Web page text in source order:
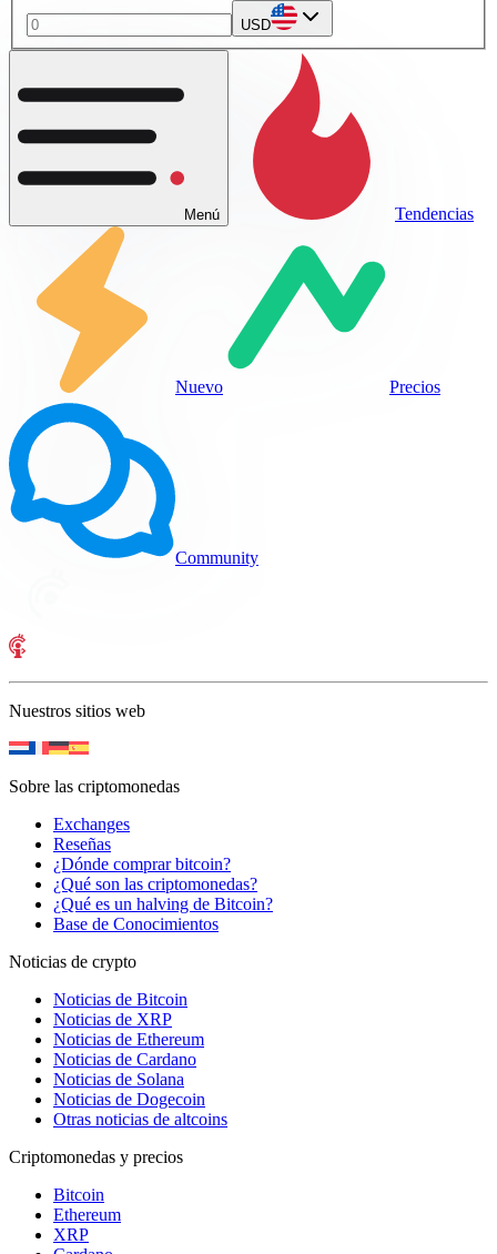
USD
Menú Tendencias
Nuevo Precios
Community
Nuestros sitios web
Sobre las criptomonedas
Exchanges
Reseñas
¿Dónde comprar bitcoin?
¿Qué son las criptomonedas?
¿Qué es un halving de Bitcoin?
Base de Conocimientos
Noticias de crypto
Noticias de Bitcoin
Noticias de XRP
Noticias de Ethereum
Noticias de Cardano
Noticias de Solana
Noticias de Dogecoin
Otras noticias de altcoins
Criptomonedas y precios
Bitcoin
Ethereum
XRP